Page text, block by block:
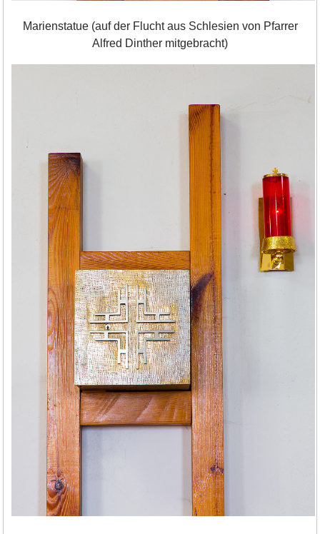
Marienstatue (auf der Flucht aus Schlesien von Pfarrer
Alfred Dinther mitgebracht)